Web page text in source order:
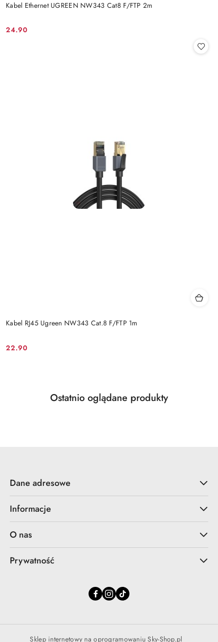
Kabel Ethernet UGREEN NW343 Cat8 F/FTP 2m
Cena:
24.90
Kabel RJ45 Ugreen NW343 Cat.8 F/FTP 1m
Cena:
22.90
Pomiń karuzelę produktów
Produkty
Ostatnio oglądane produkty
Dane adresowe
Informacje
O nas
Prywatność
Sklep internetowy na oprogramowaniu Sky-Shop.pl